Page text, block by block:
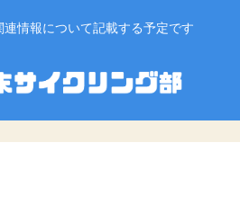
連情報について記載する予定です